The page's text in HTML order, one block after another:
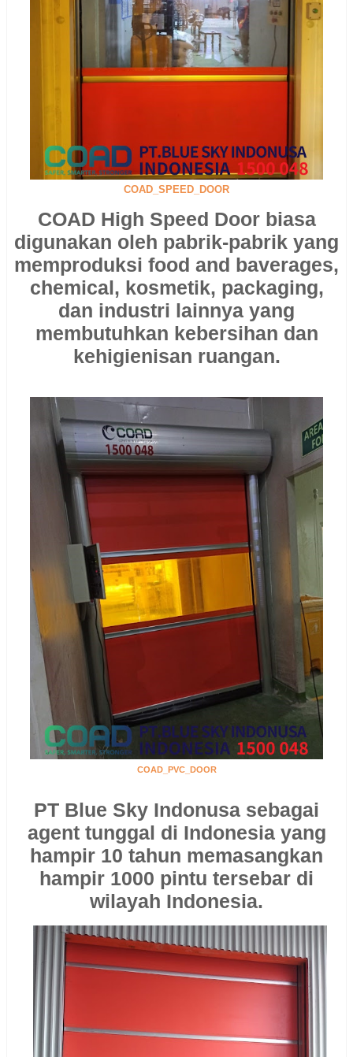
COAD_SPEED_DOOR
COAD High Speed Door biasa
digunakan oleh pabrik-pabrik yang
memproduksi food and baverages,
chemical, kosmetik, packaging,
dan industri lainnya yang
membutuhkan kebersihan dan
kehigienisan ruangan.
COAD_PVC_DOOR
PT Blue Sky Indonusa sebagai
agent tunggal di Indonesia yang
hampir 10 tahun memasangkan
hampir 1000 pintu tersebar di
wilayah Indonesia.